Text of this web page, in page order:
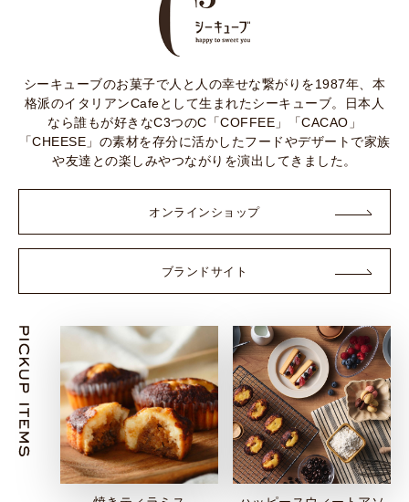
シーキューブのお菓子で人と人の幸せな繋がりを1987年、本
格派のイタリアンCafeとして生まれたシーキューブ。日本人
なら誰もが好きなC3つのC「COFFEE」「CACAO」
「CHEESE」の素材を存分に活かしたフードやデザートで家族
や友達との楽しみやつながりを演出してきました。
オンラインショップ
ブランドサイト